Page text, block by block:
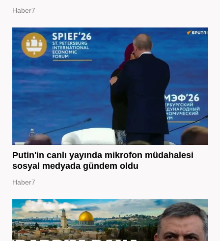
Haber7
Putin'in canlı yayında mikrofon müdahalesi
sosyal medyada gündem oldu
Haber7